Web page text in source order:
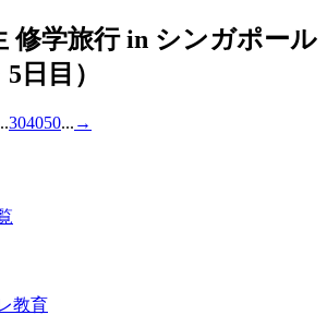
修学旅行 in シンガポール
5日目）
304050... →
教育